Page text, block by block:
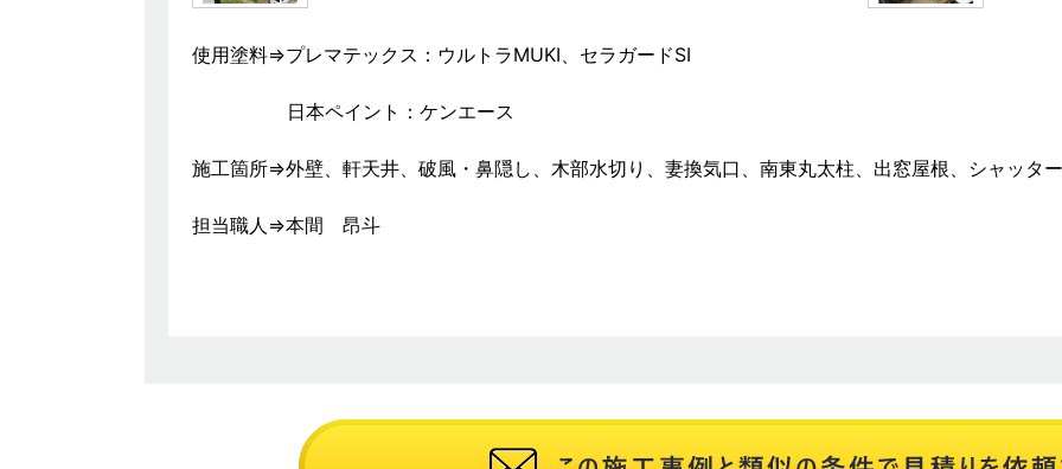
使用塗料⇒プレマテックス：ウルトラMUKI、セラガードSI
日本ペイント：ケンエース
施工箇所⇒外壁、軒天井、破風・鼻隠し、木部水切り、妻換気口、南東丸太柱、出窓屋根、シャッタ
担当職人⇒本間 昂斗